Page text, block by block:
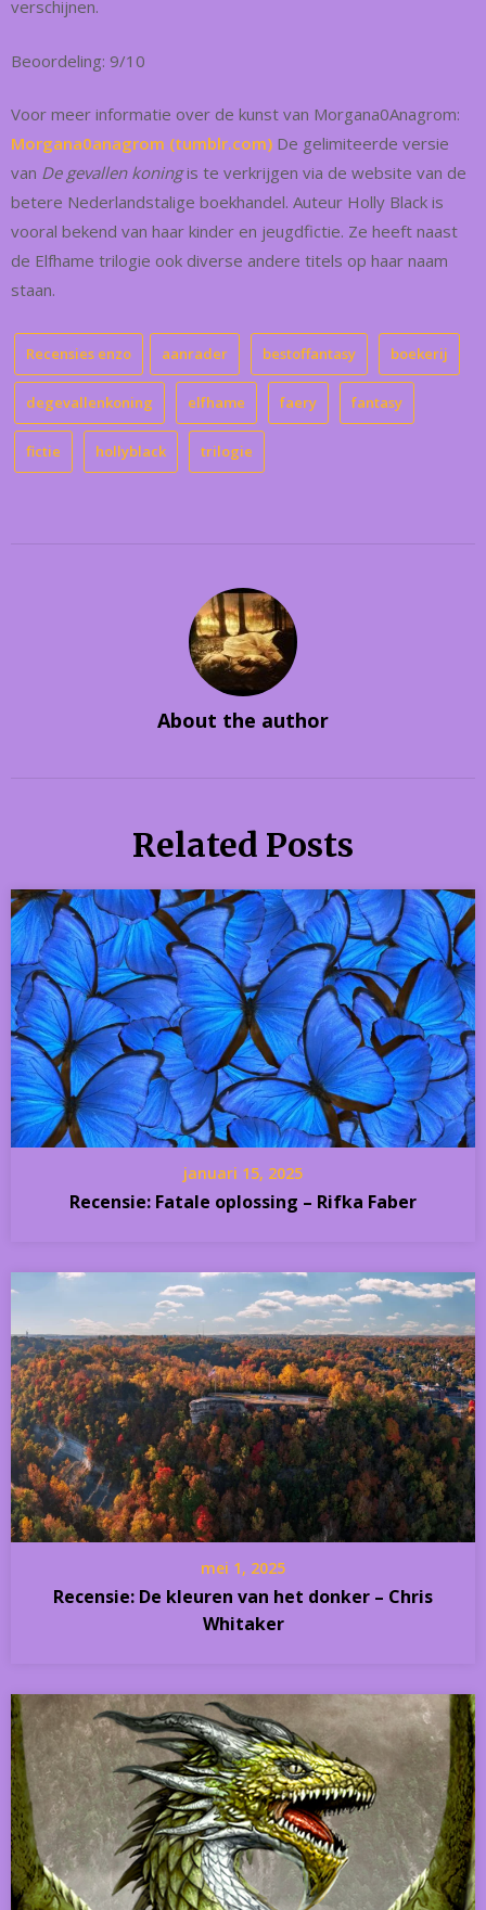
verschijnen.
Beoordeling: 9/10
Voor meer informatie over de kunst van Morgana0Anagrom:
Morgana0anagrom (tumblr.com) De gelimiteerde versie
van De gevallen koningis te verkrijgen via de website van de
betere Nederlandstalige boekhandel. Auteur Holly Black is
vooral bekend van haar kinder en jeugdfictie. Ze heeft naast
de Elfhame trilogie ook diverse andere titels op haar naam
staan.
Recensies enzo aanrader bestoffantasy boekerij
degevallenkoning elfhame faery fantasy
fictie hollyblack trilogie
About the author
Related Posts
januari 15, 2025
Recensie: Fatale oplossing – Rifka Faber
mei 1, 2025
Recensie: De kleuren van het donker – Chris
Whitaker